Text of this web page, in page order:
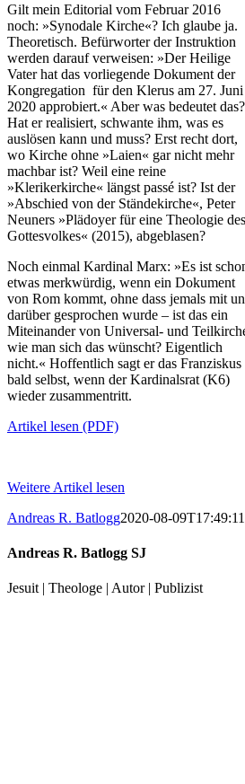
Gilt mein Editorial vom Februar 2016
noch: »Synodale Kirche«? Ich glaube ja.
Theoretisch. Befürworter der Instruktion
werden darauf verweisen: »Der Heilige
Vater hat das vorliegende Dokument der
Kongregation für den Klerus am 27. Juni
2020 approbiert.« Aber was bedeutet das?
Hat er realisiert, schwante ihm, was es
auslösen kann und muss? Erst recht dort,
wo Kirche ohne »Laien« gar nicht mehr
machbar ist? Weil eine reine
»Klerikerkirche« längst passé ist? Ist der
»Abschied von der Ständekirche«, Peter
Neuners »Plädoyer für eine Theologie des
Gottesvolkes« (2015), abgeblasen?
Noch einmal Kardinal Marx: »Es ist
etwas merkwürdig, wenn ein Dokument
von Rom kommt, ohne dass jemals mit
darüber gesprochen wurde ‒ ist das ein
Miteinander von Universal- und
wie man sich das wünscht? Eigentlich
nicht.« Hoffentlich sagt er das Franziskus
bald selbst, wenn der Kardinalsrat (K6)
wieder zusammentritt.
Artikel lesen (PDF)
Weitere Artikel lesen
Andreas R. Batlogg2020-08-
Andreas R. Batlogg SJ
Jesuit | Theologe | Autor | Publizist